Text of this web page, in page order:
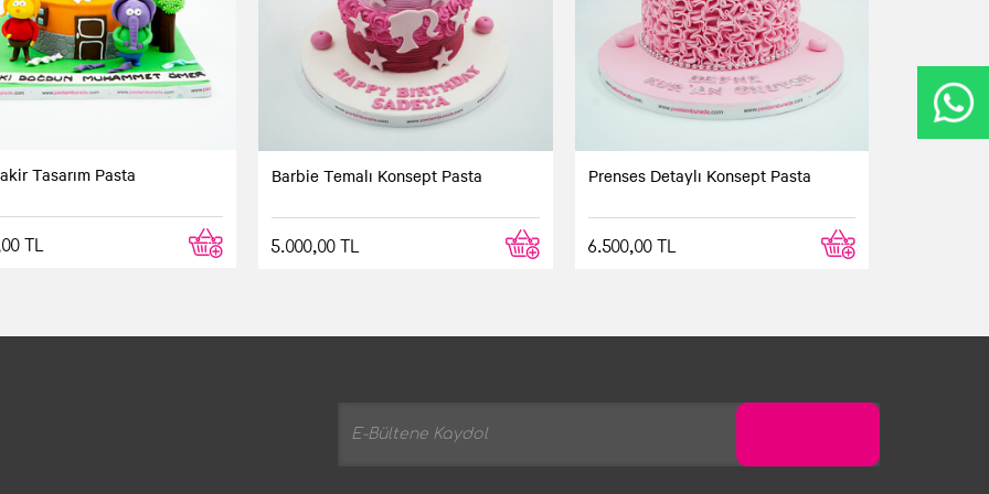
Tasarım Pasta
TL
Barbie Temalı Konsept Pasta
5.000,00 TL
Prenses Detaylı Konsept Pasta
6.500,00 TL